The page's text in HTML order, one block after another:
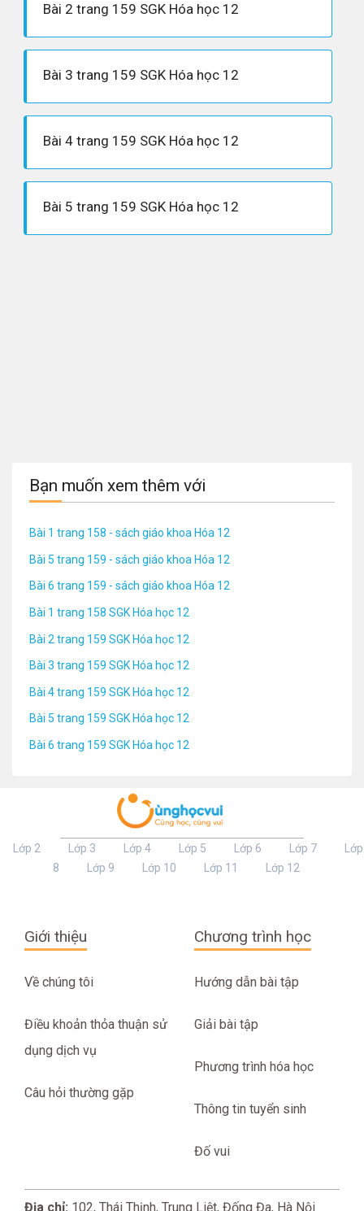
Bài 2 trang 159 SGK Hóa học 12
Bài 3 trang 159 SGK Hóa học 12
Bài 4 trang 159 SGK Hóa học 12
Bài 5 trang 159 SGK Hóa học 12
Bạn muốn xem thêm với
Bài 1 trang 158 - sách giáo khoa Hóa 12
Bài 5 trang 159 - sách giáo khoa Hóa 12
Bài 6 trang 159 - sách giáo khoa Hóa 12
Bài 1 trang 158 SGK Hóa học 12
Bài 2 trang 159 SGK Hóa học 12
Bài 3 trang 159 SGK Hóa học 12
Bài 4 trang 159 SGK Hóa học 12
Bài 5 trang 159 SGK Hóa học 12
Bài 6 trang 159 SGK Hóa học 12
Lớp 2 Lớp 3 Lớp 4 Lớp 5 Lớp 6 Lớp 7
Lớp
8
Lớp 9 Lớp 10 Lớp 11 Lớp 12
Giới thiệu
Về chúng tôi
Điều khoản thỏa thuận sử
dụng dịch vụ
Câu hỏi thường gặp
Chương trình học
Hướng dẫn bài tập
Giải bài tập
Phương trình hóa học
Thông tin tuyển sinh
Đố vui
Địa chỉ: 102, Thái Thịnh, Trung Liệt, Đống Đa, Hà Nội